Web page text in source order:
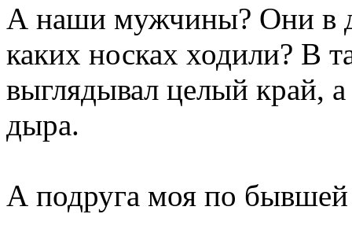
А наши мужчины? Они в
каких носках ходили? В
выглядывал целый край,
дыра.
А подруга моя по бывшей